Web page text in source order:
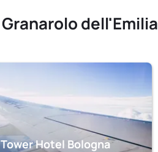
dell'Emilia
Hotel Bologna